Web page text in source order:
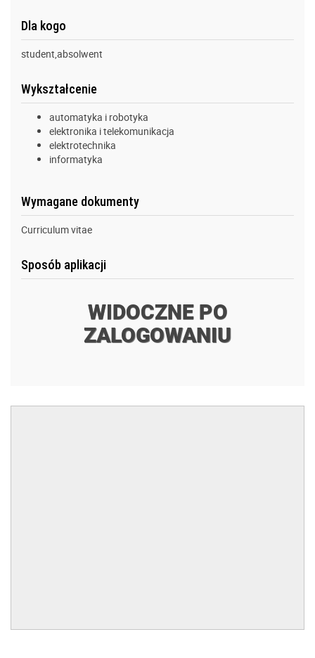
Dla kogo
student,absolwent
Wykształcenie
automatyka i robotyka
elektronika i telekomunikacja
elektrotechnika
informatyka
Wymagane dokumenty
Curriculum vitae
Sposób aplikacji
WIDOCZNE PO
ZALOGOWANIU